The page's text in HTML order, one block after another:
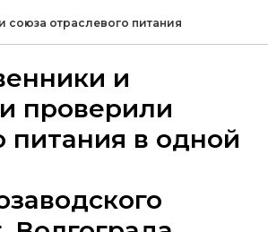
союза отраслевого питания
и
проверили
питания в одной